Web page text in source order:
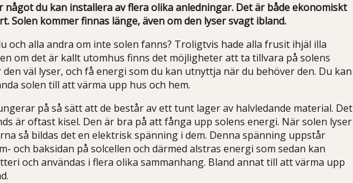
något du kan installera av flera olika anledningar. Det är både ekonomiskt
Solen kommer finnas länge, även om den lyser svagt ibland.
och alla andra om inte solen fanns? Troligtvis hade alla frusit ihjäl illa
om det är kallt utomhus finns det möjligheter att ta tillvara på solens
väl lyser, och få energi som du kan utnyttja när du behöver den. Du kan
solen till att värma upp hus och hem.
på så sätt att de består av ett tunt lager av halvledande material. Det
är oftast kisel. Den är bra på att fånga upp solens energi. När solen lyser
så bildas det en elektrisk spänning i dem. Denna spänning uppstår
och baksidan på solcellen och därmed alstras energi som sedan kan
och användas i flera olika sammanhang. Bland annat till att värma upp